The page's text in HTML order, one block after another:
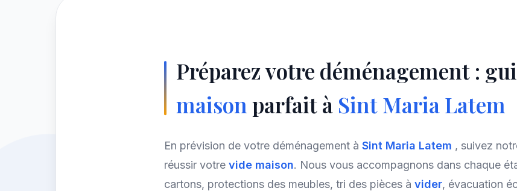
Préparez votre déménagement :
maison parfait à Sint Maria Latem
En prévision de votre déménagement à Sint Maria Latem , suivez
réussir votre vide maison. Nous vous accompagnons dans chaque
cartons, protections des meubles, tri des pièces à vider, évacuation